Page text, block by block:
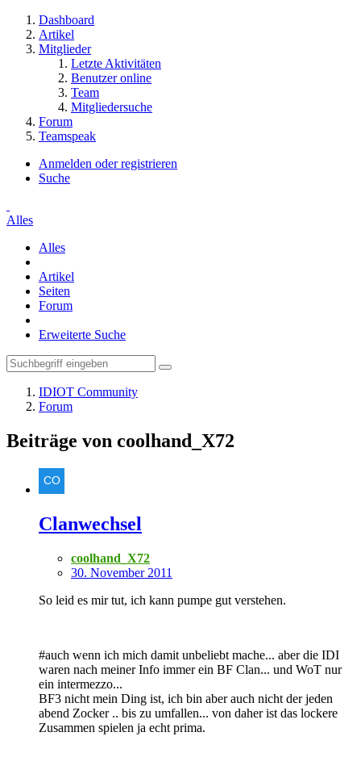
Dashboard
Artikel
Mitglieder
Letzte Aktivitäten
Benutzer online
Team
Mitgliedersuche
Forum
Teamspeak
Anmelden oder registrieren
Suche
Alles
Alles
Artikel
Seiten
Forum
Erweiterte Suche
IDIOT Community
Forum
Beiträge von coolhand_X72
Clanwechsel
coolhand_X72
30. November 2011
So leid es mir tut, ich kann pumpe gut verstehen.
#auch wenn ich mich damit unbeliebt mache... aber die IDI
waren nach meiner Info immer ein BF Clan... und WoT nur
ein intermezzo...
BF3 nicht mein Ding ist, ich bin aber auch nicht der jeden
abend Zocker .. bis zu umfallen... von daher ist das lockere
Zusammen spielen ja echt prima.